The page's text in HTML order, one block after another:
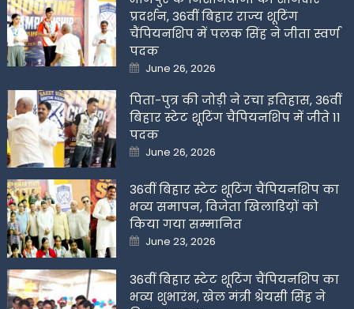
प्रदर्शन, 36वीं बिहार राज्य शूटिंग
चैंपियनशिप में पलक सिंह ने जीता स्वर्ण
पदक
Posted
on
June 26, 2026
पिता-पुत्र की जोड़ी ने रचा इतिहास, 36वीं
बिहार स्टेट शूटिंग चैंपियनशिप में जीते 11
पदक
Posted
on
June 26, 2026
36वीं बिहार स्टेट शूटिंग चैंपियनशिप का
भव्य समापन, विजेता खिलाडिय़ों को
किया गया सम्मानित
Posted
on
June 23, 2026
36वीं बिहार स्टेट शूटिंग चैंपियनशिप का
भव्य शुभारंभ, खेल मंत्री श्रेयसी सिंह ने